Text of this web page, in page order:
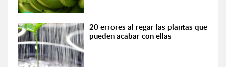
20 errores al regar las plantas que
pueden acabar con ellas